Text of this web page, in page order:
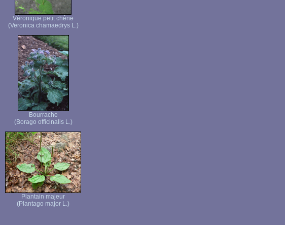
Véronique petit chêne
(Veronica chamaedrys L.)
Bourrache
(Borago officinalis L.)
Plantain majeur
(Plantago major L.)